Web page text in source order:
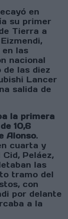
en
su primer
Tierra a
en las
nacional
de las diez
Lancer
salida de
la primera
10,6
Alonso.
cuarta y
Peláez,
las
tramo del
con
por delante
a la